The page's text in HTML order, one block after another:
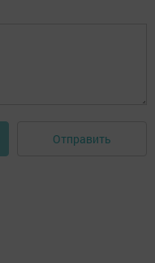
Отправить